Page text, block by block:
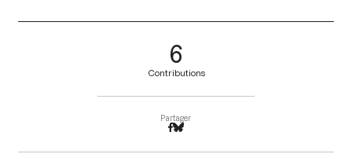
6
Contributions
Partager